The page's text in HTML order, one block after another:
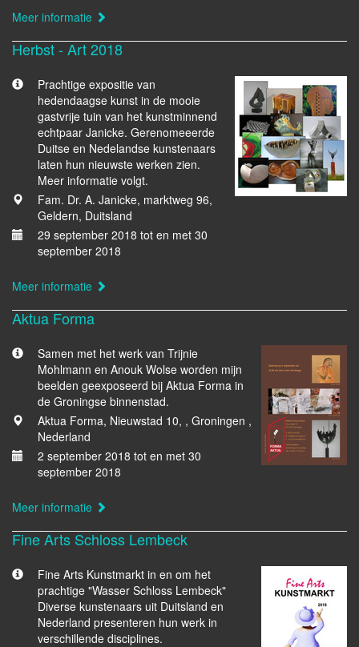
Meer informatie
Herbst - Art 2018
Prachtige expositie van
hedendaagse kunst in de mooie
gastvrije tuin van het kunstminnend
echtpaar Janicke. Gerenomeeerde
Duitse en Nedelandse kunstenaars
laten hun nieuwste werken zien.
Meer informatie volgt.
Fam. Dr. A. Janicke, marktweg 96,
Geldern, Duitsland
29 september 2018 tot en met 30
september 2018
Meer informatie
Aktua Forma
Samen met het werk van Trijnie
Mohlmann en Anouk Wolse worden mijn
beelden geexposeerd bij Aktua Forma in
de Groningse binnenstad.
Aktua Forma, Nieuwstad 10, , Groningen ,
Nederland
2 september 2018 tot en met 30
september 2018
Meer informatie
Fine Arts Schloss Lembeck
Fine Arts Kunstmarkt in en om het
prachtige "Wasser Schloss Lembeck"
Diverse kunstenaars uit Duitsland en
Nederland presenteren hun werk in
verschillende disciplines.